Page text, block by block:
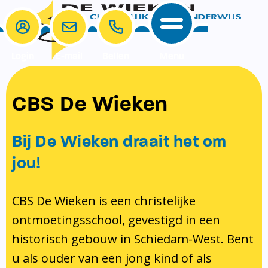
School
School
Onze visie rondom christelijke
identiteit
Pedagogisch klimaat en veiligheid
Bibliotheek
Ondersteuning
Ouders
MR & GMR
Aanmelden nieuwe leerling
Verlof aanvragen
Bibliotheek op school
Te weinig geld?
Contact
E-mail
CBS De Wieken
Bij De Wieken draait het om
jou!
CBS De Wieken is een christelijke
ontmoetingsschool, gevestigd in een
historisch gebouw in Schiedam-West. Bent
u als ouder van een jong kind of als